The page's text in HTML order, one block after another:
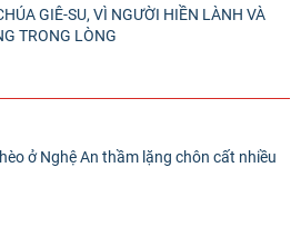
GIÊ-SU, VÌ NGƯỜI HIỀN LÀNH VÀ
TRONG LÒNG
ở Nghệ An thầm lặng chôn cất nhiều